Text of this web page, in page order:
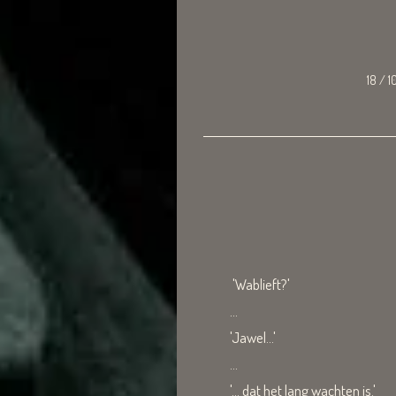
18 /
'Wablieft?'
'Jawel...'
'... dat het lang wachten is.'